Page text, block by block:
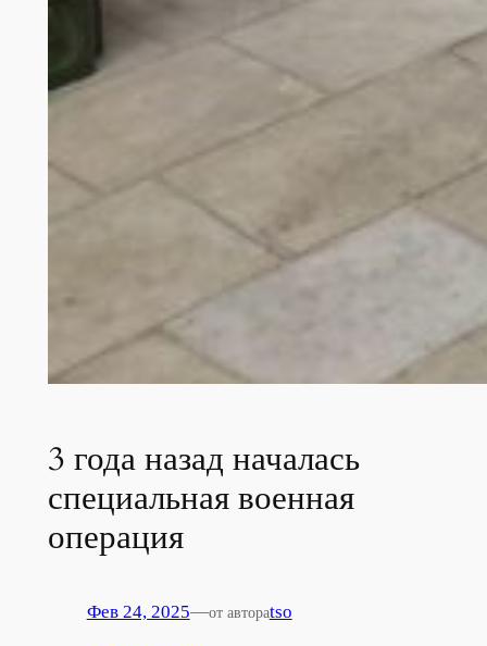
3 года назад началась
специальная военная
операция
Фев 24, 2025—от автораtso